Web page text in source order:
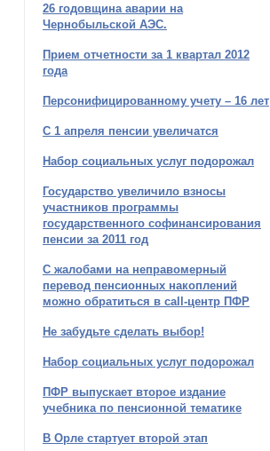
26 годовщина аварии на
Чернобыльской АЭС.
Прием отчетности за 1 квартал 2012
года
Персонифицированному учету – 16 лет
С 1 апреля пенсии увеличатся
Набор социальных услуг подорожал
Государство увеличило взносы
участников программы
государственного софинансирования
пенсии за 2011 год
С жалобами на неправомерный
перевод пенсионных накоплений
можно обратиться в call-центр ПФР
Не забудьте сделать выбор!
Набор социальных услуг подорожал
ПФР выпускает второе издание
учебника по пенсионной тематике
В Орле стартует второй этап